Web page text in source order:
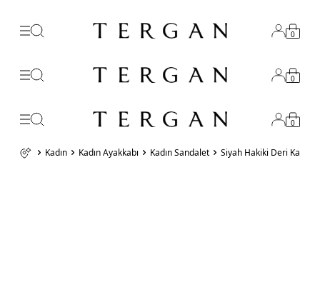
0
0
0
Kadın Kadın Ayakkabı Kadın Sandalet Siyah Hakiki Deri Kadın